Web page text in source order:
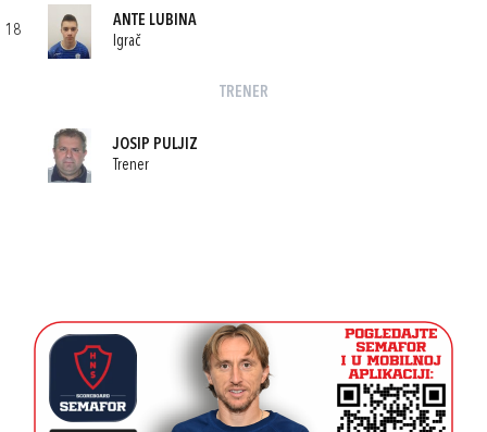
18
ANTE LUBINA
Igrač
TRENER
JOSIP PULJIZ
Trener